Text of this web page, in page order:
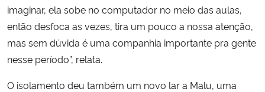
imaginar, ela sobe no computador no meio das aulas,
então desfoca as vezes, tira um pouco a nossa atenção,
mas sem dúvida é uma companhia importante pra gente
nesse período”, relata.
O isolamento deu também um novo lar a Malu, uma